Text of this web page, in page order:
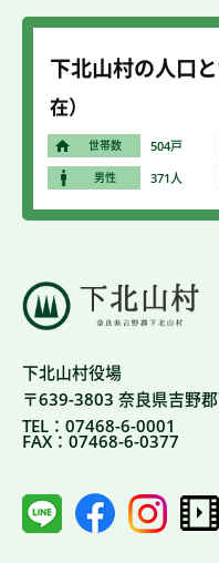
下北山村役場
〒639-3803 奈良県吉野
TEL：07468-6-0001
FAX：07468-6-0377
下北山村の人口
在）
世帯数 504戸
男性 371人